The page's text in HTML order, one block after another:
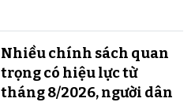
Nhiều chính sách quan
trọng có hiệu lực từ
tháng 8/2026, người dân